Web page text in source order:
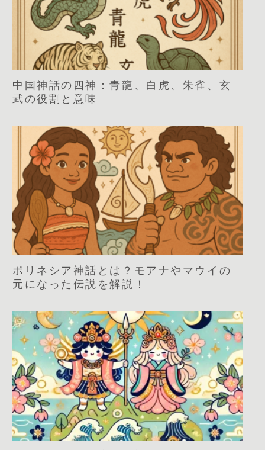
中国神話の四神：青龍、白虎、朱雀、玄
武の役割と意味
ポリネシア神話とは？モアナやマウイの
元になった伝説を解説！